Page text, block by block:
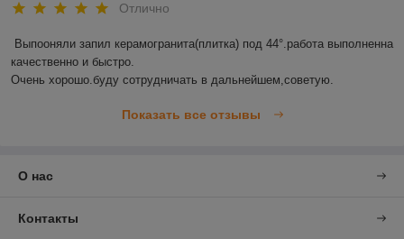
Отлично
Выпооняли запил керамогранита(плитка) под 44°.работа выполненна
качественно и быстро.
Очень хорошо.буду сотрудничать в дальнейшем,советую.
Показать все отзывы
О нас
Контакты